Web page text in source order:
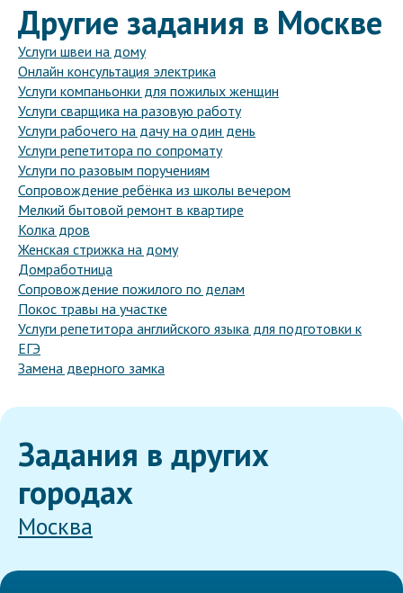
Другие задания в Москве
Услуги швеи на дому
Онлайн консультация электрика
Услуги компаньонки для пожилых женщин
Услуги сварщика на разовую работу
Услуги рабочего на дачу на один день
Услуги репетитора по сопромату
Услуги по разовым поручениям
Сопровождение ребёнка из школы вечером
Мелкий бытовой ремонт в квартире
Колка дров
Женская стрижка на дому
Домработница
Сопровождение пожилого по делам
Покос травы на участке
Услуги репетитора английского языка для подготовки к
ЕГЭ
Замена дверного замка
Задания в других
городах
Москва